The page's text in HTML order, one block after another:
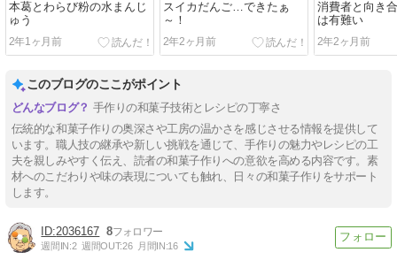
本葛とわらび粉の水まんじ
ゅう
2年1ヶ月前
スイカだんご…できたぁ
～！
2年2ヶ月前
消費者と向き
は有難い
2年2ヶ月前
このブログのここがポイント
手作りの和菓子技術とレシピの丁寧さ
伝統的な和菓子作りの奥深さや工房の温かさを感じさせる情報を提供して
います。職人技の継承や新しい挑戦を通じて、手作りの魅力やレシピの工
夫を親しみやすく伝え、読者の和菓子作りへの意欲を高める内容です。素
材へのこだわりや味の表現についても触れ、日々の和菓子作りをサポート
します。
2036167 8
週間IN:2 週間OUT:26 月間IN:16